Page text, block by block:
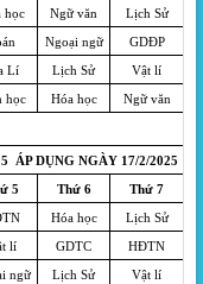
học Ngữ văn
Lịch Sử
Ngoại ngữ
GDĐP
Lí Lịch Sử
Vật lí
học Hóa học Ngữ văn
ÁP DỤNG NGÀY 17/2/2025
5 Thứ 6 Thứ 7
Hóa học
Lịch Sử
lí GDTC
HĐTN
ngữ Lịch Sử
Vật lí